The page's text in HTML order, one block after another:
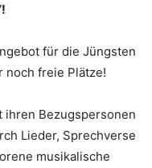
für die Jüngsten
noch freie Plätze!
ihren Bezugspersonen
Lieder, Sprechverse
musikalische